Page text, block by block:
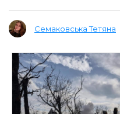
Семаковська Тетяна